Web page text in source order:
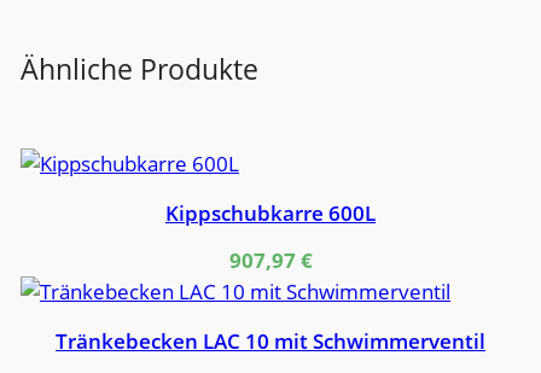
Ähnliche Produkte
Kippschubkarre 600L
907,97€
Tränkebecken LAC 10 mit Schwimmerventil